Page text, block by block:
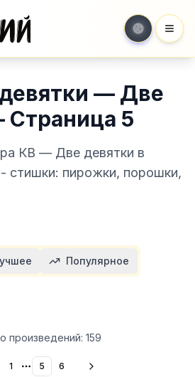
— Две
Страница 5
КВ — Две девятки в
стишки: пирожки, порошки,
Популярное
произведений: 159
1 More pages
5 6